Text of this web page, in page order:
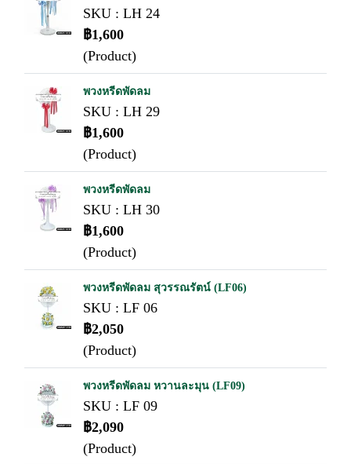
SKU : LH 24
฿1,600
(Product)
พวงหรีดพัดลม
SKU : LH 29
฿1,600
(Product)
พวงหรีดพัดลม
SKU : LH 30
฿1,600
(Product)
พวงหรีดพัดลม สุวรรณรัตน์ (LF06)
SKU : LF 06
฿2,050
(Product)
พวงหรีดพัดลม หวานละมุน (LF09)
SKU : LF 09
฿2,090
(Product)